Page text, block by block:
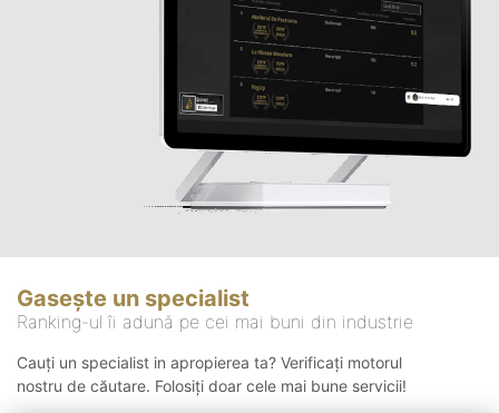
Gasește un specialist
Ranking-ul îi adună pe cei mai buni din industrie
Cauți un specialist in apropierea ta? Verificați motorul
nostru de căutare. Folosiți doar cele mai bune servicii!